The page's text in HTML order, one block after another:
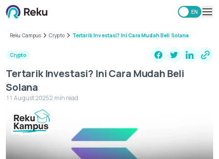
EN
Learning Hub
Security
Fees
Other
Reku Campus Crypto Tertarik Investasi? Ini Cara Mudah Beli Solana
Crypto
Tertarik Investasi? Ini Cara Mudah Beli
Solana
11 August 20252 min read